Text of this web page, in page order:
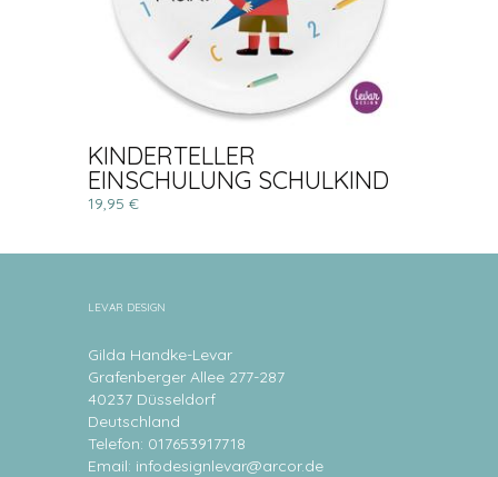
KINDERTELLER
EINSCHULUNG SCHULKIND
19,95 €
LEVAR DESIGN
Gilda Handke-Levar
Grafenberger Allee 277-287
40237 Düsseldorf
Deutschland
Telefon: 017653917718
Email: infodesignlevar@arcor.de